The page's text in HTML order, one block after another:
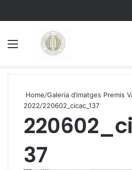
Home/Galeria d’imatges Premis
2022/220602_cicac_137
37